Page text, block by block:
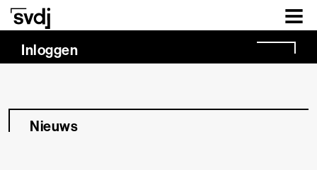
Naar hoofdinhoud
Inloggen
Nieuws